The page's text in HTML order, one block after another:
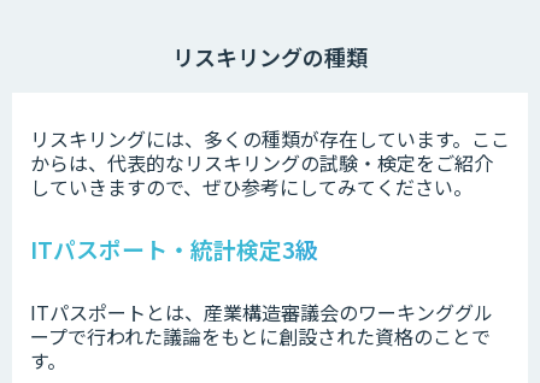
リスキリングの種類
リスキリングには、多くの種類が存在しています。ここ
からは、代表的なリスキリングの試験・検定をご紹介
していきますので、ぜひ参考にしてみてください。
ITパスポート・統計検定3級
ITパスポートとは、産業構造審議会のワーキンググル
ープで行われた議論をもとに創設された資格のことで
す。